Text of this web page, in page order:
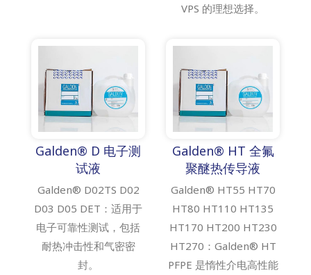
VPS 的理想选择。
Galden® D 电子测
试液
Galden® D02TS D02
D03 D05 DET：适用于
电子可靠性测试，包括
耐热冲击性和气密密
封。
Galden® HT 全氟
聚醚热传导液
Galden® HT55 HT70
HT80 HT110 HT135
HT170 HT200 HT230
HT270：Galden® HT
PFPE 是惰性介电高性能